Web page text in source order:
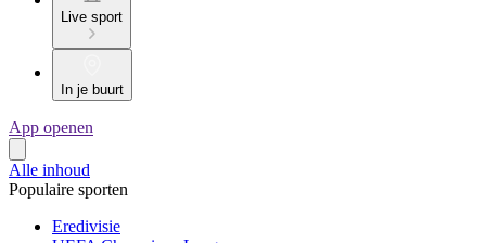
Live sport
In je buurt
App openen
Alle inhoud
Populaire sporten
Eredivisie